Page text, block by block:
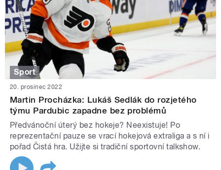
Sport
20. prosinec 2022
Martin Procházka: Lukáš Sedlák do rozjetého
týmu Pardubic zapadne bez problémů
Předvánoční úterý bez hokeje? Neexistuje! Po
reprezentační pauze se vrací hokejová extraliga a s ní i
pořad Čistá hra. Užijte si tradiční sportovní talkshow.